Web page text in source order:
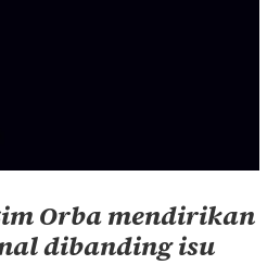
Orba mendirikan
dibanding isu